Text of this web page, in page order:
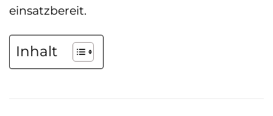
einsatzbereit.
Inhalt